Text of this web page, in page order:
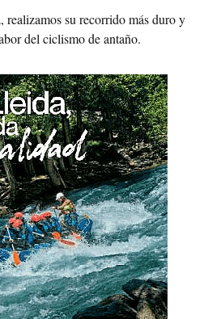
su recorrido más duro y
del ciclismo de antaño.